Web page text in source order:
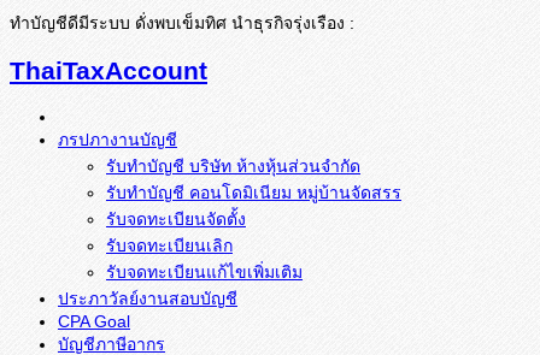
ทำบัญชีดีมีระบบ ดั่งพบเข็มทิศ นำธุรกิจรุ่งเรือง :
ThaiTaxAccount
ภรปภางานบัญชี
รับทำบัญชี บริษัท ห้างหุ้นส่วนจำกัด
รับทำบัญชี คอนโดมิเนียม หมู่บ้านจัดสรร
รับจดทะเบียนจัดตั้ง
รับจดทะเบียนเลิก
รับจดทะเบียนแก้ไขเพิ่มเติม
ประภาวัลย์งานสอบบัญชี
CPA Goal
บัญชีภาษีอากร